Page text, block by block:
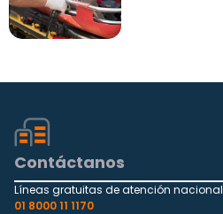
Contáctanos
Líneas gratuitas de atención nacional
01 8000 11 1170